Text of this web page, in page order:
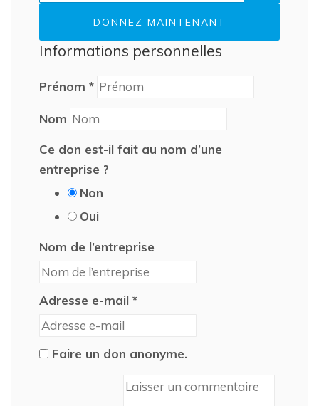
DONNEZ MAINTENANT
Informations personnelles
Prénom *
Nom
Ce don est-il fait au nom d’une
entreprise ?
Non
Oui
Nom de l’entreprise
Adresse e-mail *
Faire un don anonyme.